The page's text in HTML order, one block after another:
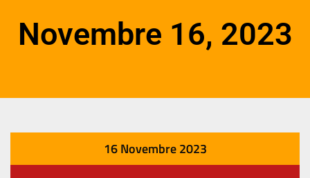
Novembre 16, 2023
16 Novembre 2023